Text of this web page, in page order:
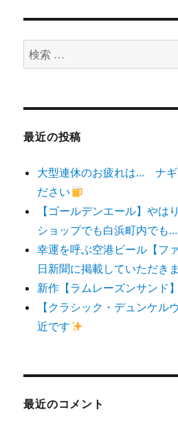
検
索
象:
最近の投稿
大型連休のお疲れは… ナギ
ださい
【ゴールデンエール】や
ショップでも白浜町内でも…
幸運を呼ぶ空港ビール【フ
日新聞に掲載していただき
新作【ラムレーズンサンド
【クラシック・デュンケル
近です
最近のコメント